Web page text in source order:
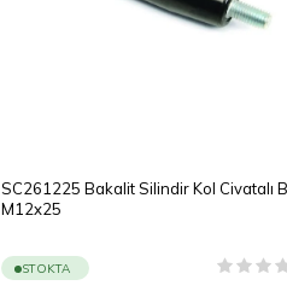
SC261225 Bakalit Silindir Kol Civatalı
M12x25
STOKTA